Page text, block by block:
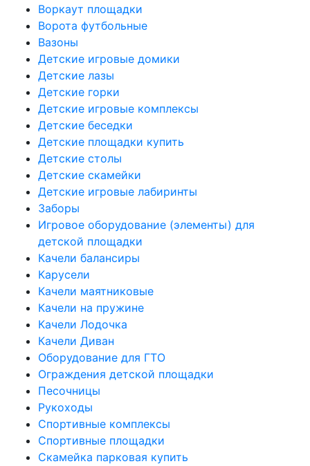
Воркаут площадки
Ворота футбольные
Вазоны
Детские игровые домики
Детские лазы
Детские горки
Детские игровые комплексы
Детские беседки
Детские площадки купить
Детские столы
Детские скамейки
Детские игровые лабиринты
Заборы
Игровое оборудование (элементы) для
детской площадки
Качели балансиры
Карусели
Качели маятниковые
Качели на пружине
Качели Лодочка
Качели Диван
Оборудование для ГТО
Ограждения детской площадки
Песочницы
Рукоходы
Спортивные комплексы
Спортивные площадки
Скамейка парковая купить